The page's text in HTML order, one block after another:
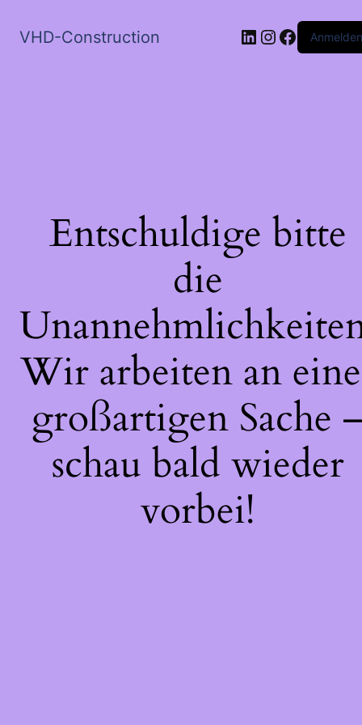
VHD-Construction LinkedIn
Instagram
Anmelden
Entschuldige bitte
die
Wir arbeiten an
großartigen Sache
schau bald wieder
vorbei!